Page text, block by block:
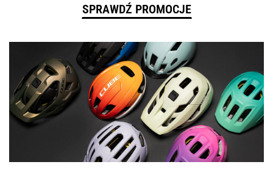
SPRAWDŹ PROMOCJE